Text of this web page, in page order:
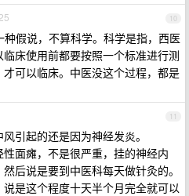
10
种假说，不算科学。科学是指，西医
床使用前都要按照一个标准进行测
可以临床。中医没这个过程，都是
11
引起的还是因为神经发炎。
面瘫，不是很严重，挂的神经内
后说是要到中医科每天做针灸的。
是这个程度十天半个月完全就可以